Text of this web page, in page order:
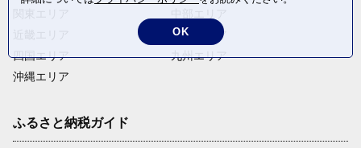
四国エリア
沖縄エリア
中国エリア
九州エリア
ふるさと納税ガイド
OK